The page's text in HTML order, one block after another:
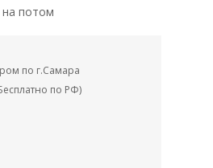
потом
по г.Самара
по РФ)